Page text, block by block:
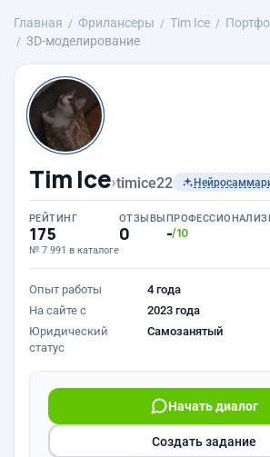
Главная Фрилансеры Tim Ice
3D-моделирование
Tim Ice›timice22
РЕЙТИНГ
175
№ 7 991 в каталоге
ОТЗЫВЫ
0 -/10
Опыт работы
4 года
На сайте с
2023 года
Юридический
статус
Самозанятый
Начать диалог
Создать задание